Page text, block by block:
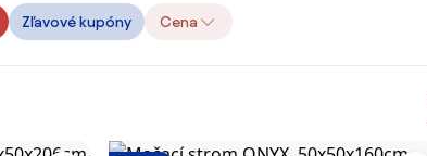
Zľavové kupóny Cena